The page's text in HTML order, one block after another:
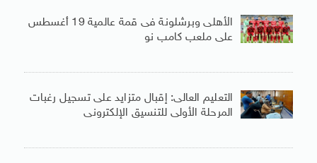
الأهلى وبرشلونة فى قمة عالمية 19 أغسطس
على ملعب كامب نو
التعليم العالى: إقبال متزايد على تسجيل رغبات
المرحلة الأولى للتنسيق الإلكترونى